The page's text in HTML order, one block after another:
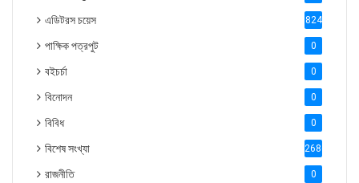
এডিটরস চয়েস 824
পাক্ষিক পত্রপুট 0
বইচর্চা 0
বিনোদন 0
বিবিধ 0
বিশেষ সংখ্যা 2686
রাজনীতি 0